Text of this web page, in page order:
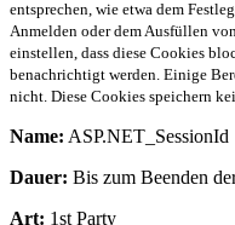
entsprechen, wie etwa dem
Anmelden oder dem Ausfüllen
einstellen, dass diese Cookies
benachrichtigt werden. Einige
nicht. Diese Cookies speichern
Name: ASP.NET_SessionId
Dauer: Bis zum Beenden
Art: 1st Party